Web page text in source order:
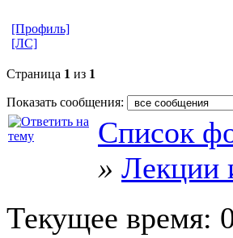
[Профиль]
[ЛС]
Страница 1 из 1
Показать сообщения:
Список
» Лекции
Текущее время: